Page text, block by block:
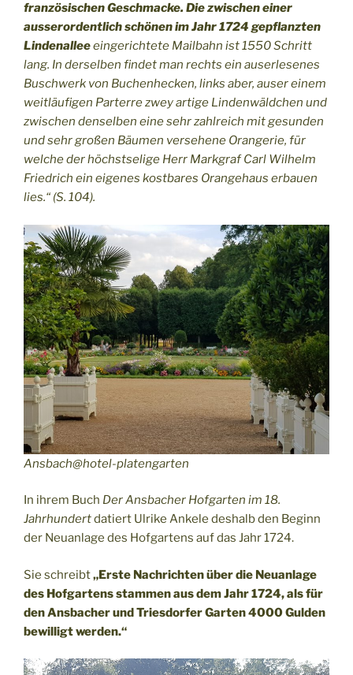
französischen Geschmacke. Die zwischen einer
ausserordentlich schönen im Jahr 1724 gepflanzten
Lindenalleeeingerichtete Mailbahn ist 1550 Schritt
lang. In derselben findet man rechts ein auserlesenes
Buschwerk von Buchenhecken, links aber, auser einem
weitläufigen Parterre zwey artige Lindenwäldchen und
zwischen denselben eine sehr zahlreich mit gesunden
und sehr großen Bäumen versehene Orangerie, für
welche der höchstselige Herr Markgraf Carl Wilhelm
Friedrich ein eigenes kostbares Orangehaus erbauen
lies.“ (S. 104).
Ansbach@hotel-platengarten
In ihrem Buch Der Ansbacher Hofgarten im 18.
Jahrhundertdatiert Ulrike Ankele deshalb den Beginn
der Neuanlage des Hofgartens auf das Jahr 1724.
Sie schreibt„Erste Nachrichten über die Neuanlage
des Hofgartens stammen aus dem Jahr 1724, als für
den Ansbacher und Triesdorfer Garten 4000 Gulden
bewilligt werden.“